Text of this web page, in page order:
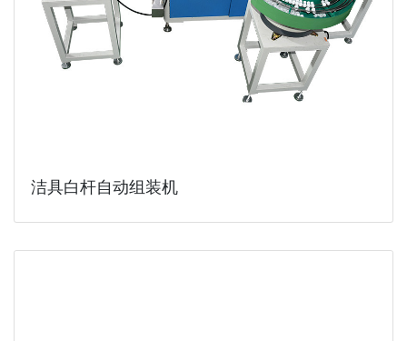
洁具白杆自动组装机